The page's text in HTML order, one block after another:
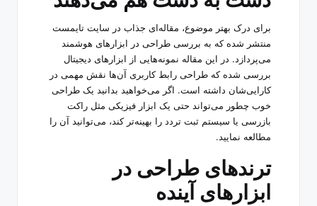
برای درک بهتر موضوع، مقاله‌ای جذاب در سایت تایمست
منتشر شده که به بررسی طراحی در ابزارهای هوشمند
می‌پردازد. در این مقاله نمونه‌هایی از ابزارهای دیجیتال
بررسی شده که طراحی رابط کاربری آن‌ها نقش مهمی در
کارایی‌شان داشته است. اگر می‌خواهید بدانید یک طراحی
خوب چطور می‌تواند حتی یک ابزار فیزیکی مثل راکت
بازرسی یا سیستم ثبت تردد را بهینه‌تر کند، می‌توانید آن را
مطالعه نمایید.
ترندهای طراحی در
ابزارهای آینده